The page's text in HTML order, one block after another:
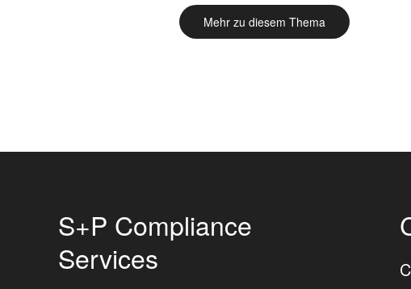
Mehr zu diesem Thema
S+P Compliance
Services